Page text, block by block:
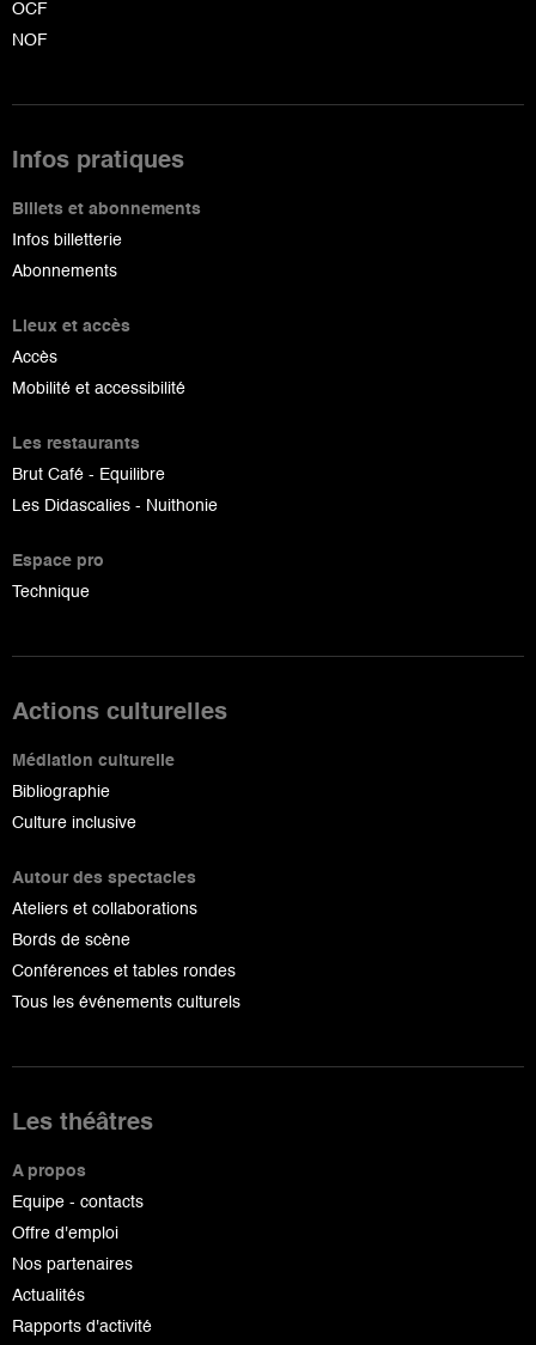
OCF
NOF
Infos pratiques
Billets et abonnements
Infos billetterie
Abonnements
Lieux et accès
Accès
Mobilité et accessibilité
Les restaurants
Brut Café - Equilibre
Les Didascalies - Nuithonie
Espace pro
Technique
Actions culturelles
Médiation culturelle
Bibliographie
Culture inclusive
Autour des spectacles
Ateliers et collaborations
Bords de scène
Conférences et tables rondes
Tous les événements culturels
Les théâtres
A propos
Equipe - contacts
Offre d'emploi
Nos partenaires
Actualités
Rapports d'activité